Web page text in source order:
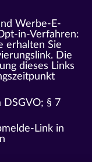
Werbe-E-
in-Verfahren:
erhalten Sie
Die
dieses Links
DSGVO; § 7
Link in